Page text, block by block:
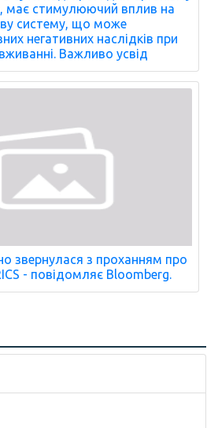
має стимулюючий вплив на
систему, що може
негативних наслідків при
Важливо усвід
звернулася з проханням про
- повідомляє Bloomberg.